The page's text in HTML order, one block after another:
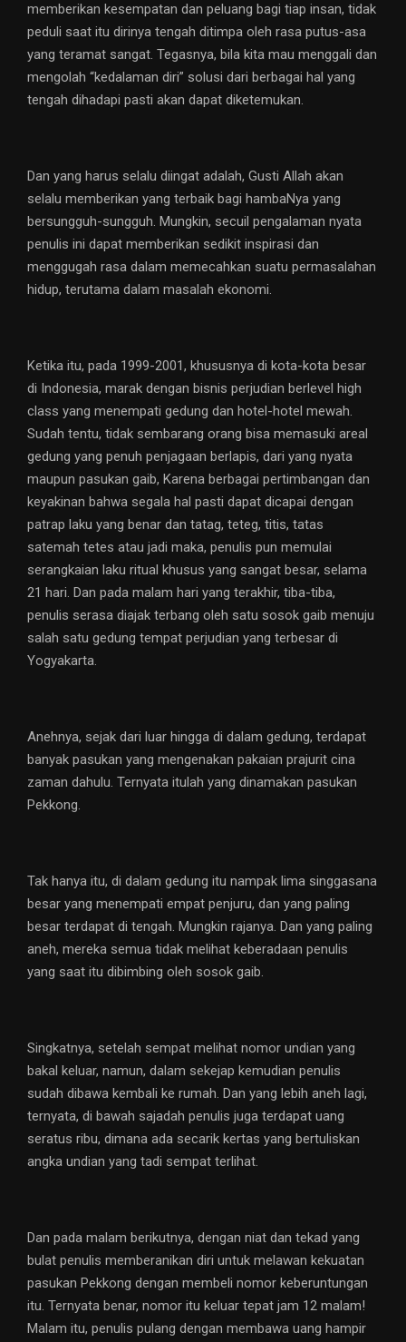
memberikan kesempatan dan peluang bagi tiap insan, tidak
peduli saat itu dirinya tengah ditimpa oleh rasa putus-asa
yang teramat sangat. Tegasnya, bila kita mau menggali dan
mengolah “kedalaman diri” solusi dari berbagai hal yang
tengah dihadapi pasti akan dapat diketemukan.
Dan yang harus selalu diingat adalah, Gusti Allah akan
selalu memberikan yang terbaik bagi hambaNya yang
bersungguh-sungguh. Mungkin, secuil pengalaman nyata
penulis ini dapat memberikan sedikit inspirasi dan
menggugah rasa dalam memecahkan suatu permasalahan
hidup, terutama dalam masalah ekonomi.
Ketika itu, pada 1999-2001, khususnya di kota-kota besar
di Indonesia, marak dengan bisnis perjudian berlevel high
class yang menempati gedung dan hotel-hotel mewah.
Sudah tentu, tidak sembarang orang bisa memasuki areal
gedung yang penuh penjagaan berlapis, dari yang nyata
maupun pasukan gaib, Karena berbagai pertimbangan dan
keyakinan bahwa segala hal pasti dapat dicapai dengan
patrap laku yang benar dan tatag, teteg, titis, tatas
satemah tetes atau jadi maka, penulis pun memulai
serangkaian laku ritual khusus yang sangat besar, selama
21 hari. Dan pada malam hari yang terakhir, tiba-tiba,
penulis serasa diajak terbang oleh satu sosok gaib menuju
salah satu gedung tempat perjudian yang terbesar di
Yogyakarta.
Anehnya, sejak dari luar hingga di dalam gedung, terdapat
banyak pasukan yang mengenakan pakaian prajurit cina
zaman dahulu. Ternyata itulah yang dinamakan pasukan
Pekkong.
Tak hanya itu, di dalam gedung itu nampak lima singgasana
besar yang menempati empat penjuru, dan yang paling
besar terdapat di tengah. Mungkin rajanya. Dan yang paling
aneh, mereka semua tidak melihat keberadaan penulis
yang saat itu dibimbing oleh sosok gaib.
Singkatnya, setelah sempat melihat nomor undian yang
bakal keluar, namun, dalam sekejap kemudian penulis
sudah dibawa kembali ke rumah. Dan yang lebih aneh lagi,
ternyata, di bawah sajadah penulis juga terdapat uang
seratus ribu, dimana ada secarik kertas yang bertuliskan
angka undian yang tadi sempat terlihat.
Dan pada malam berikutnya, dengan niat dan tekad yang
bulat penulis memberanikan diri untuk melawan kekuatan
pasukan Pekkong dengan membeli nomor keberuntungan
itu. Ternyata benar, nomor itu keluar tepat jam 12 malam!
Malam itu, penulis pulang dengan membawa uang hampir